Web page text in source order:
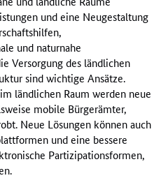
und eine Neugestaltung
und naturnahe
Versorgung des ländlichen
sind wichtige Ansätze.
ländlichen Raum werden neue
mobile Bürgerämter,
Neue Lösungen können auch
und eine bessere
Partizipationsformen,